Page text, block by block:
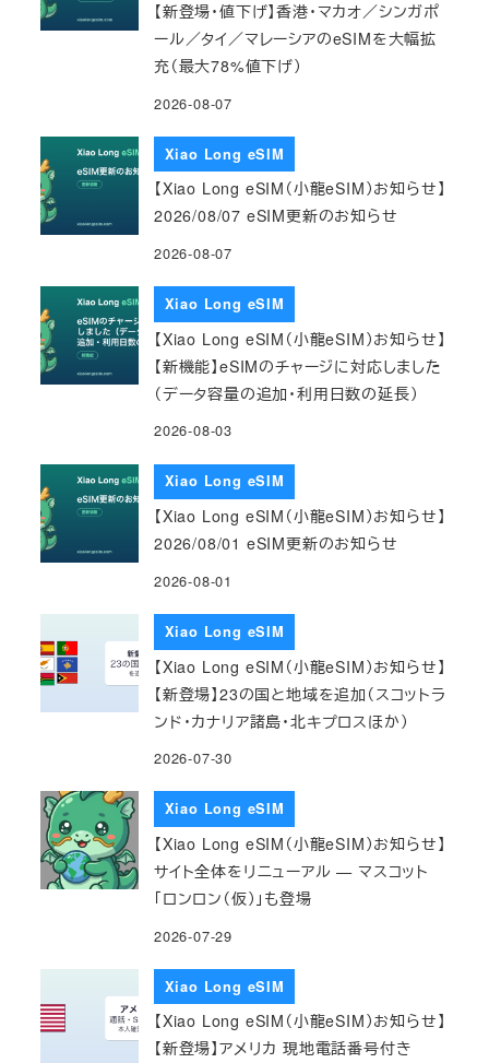
【新登場・値下げ】香港・マカオ／シンガポ
ール／タイ／マレーシアのeSIMを大幅拡
充（最大78%値下げ）
2026-08-07
Xiao Long eSIM
【Xiao Long eSIM（小龍eSIM）お知らせ】
2026/08/07 eSIM更新のお知らせ
2026-08-07
Xiao Long eSIM
【Xiao Long eSIM（小龍eSIM）お知らせ】
【新機能】eSIMのチャージに対応しました
（データ容量の追加・利用日数の延長）
2026-08-03
Xiao Long eSIM
【Xiao Long eSIM（小龍eSIM）お知らせ】
2026/08/01 eSIM更新のお知らせ
2026-08-01
Xiao Long eSIM
【Xiao Long eSIM（小龍eSIM）お知らせ】
【新登場】23の国と地域を追加（スコットラ
ンド・カナリア諸島・北キプロスほか）
2026-07-30
Xiao Long eSIM
【Xiao Long eSIM（小龍eSIM）お知らせ】
サイト全体をリニューアル — マスコット
「ロンロン（仮）」も登場
2026-07-29
Xiao Long eSIM
【Xiao Long eSIM（小龍eSIM）お知らせ】
【新登場】アメリカ 現地電話番号付き